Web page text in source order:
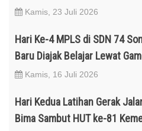
Kamis, 23 Juli 2026
Hari Ke-4 MPLS di SDN 74
Baru Diajak Belajar Lewat
Kamis, 16 Juli 2026
Hari Kedua Latihan Gerak
Bima Sambut HUT ke-81